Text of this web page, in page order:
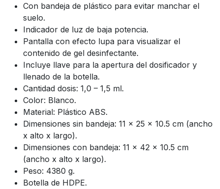
Con bandeja de plástico para evitar manchar el
suelo.
Indicador de luz de baja potencia.
Pantalla con efecto lupa para visualizar el
contenido de gel desinfectante.
Incluye llave para la apertura del dosificador y
llenado de la botella.
Cantidad dosis: 1,0 – 1,5 ml.
Color: Blanco.
Material: Plástico ABS.
Dimensiones sin bandeja: 11 x 25 x 10.5 cm (ancho
x alto x largo).
Dimensiones con bandeja: 11 x 42 x 10.5 cm
(ancho x alto x largo).
Peso: 4380 g.
Botella de HDPE.